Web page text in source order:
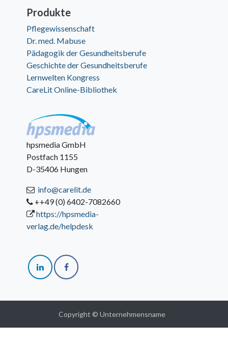
Produkte
Pflegewissenschaft
Dr. med. Mabuse
Pädagogik der Gesundheitsberufe
Geschichte der Gesundheitsberufe
Lernwelten Kongress
CareLit Online-Bibliothek
hpsmedia GmbH
Postfach 1155
D-35406 Hungen
info@carelit.de
++49 (0) 6402-7082660
https://hpsmedia-
verlag.de/helpdesk
Copyright © Unternehmensname